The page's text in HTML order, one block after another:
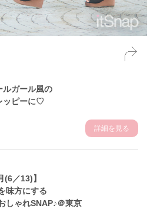
ルガール風の
ッピーに♡
詳細を見る
(6／13)】
味方にする
しゃれSNAP♪＠東京